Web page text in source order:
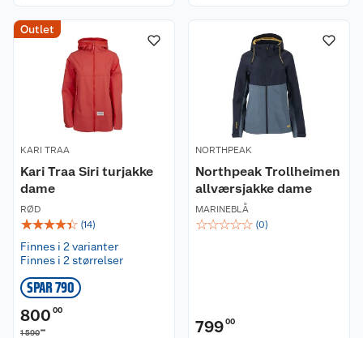
Outlet
KARI TRAA
Kari Traa Siri turjakke
dame
RØD
☆☆☆☆☆ (14)
Finnes i 2 varianter
Finnes i 2 størrelser
SPAR 790
800 00
1 59000
NORTHPEAK
Northpeak Trollheimen
allværsjakke dame
MARINEBLÅ
☆☆☆☆☆ (0)
79900